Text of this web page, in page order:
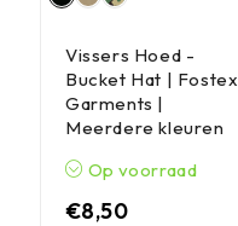
Vissers Hoed -
Bucket Hat | Fostex
Garments |
Meerdere kleuren
Op voorraad
€8,50